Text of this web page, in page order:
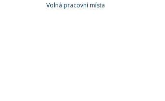
Volná pracovní místa